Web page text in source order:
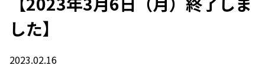
した】
2023.02.16